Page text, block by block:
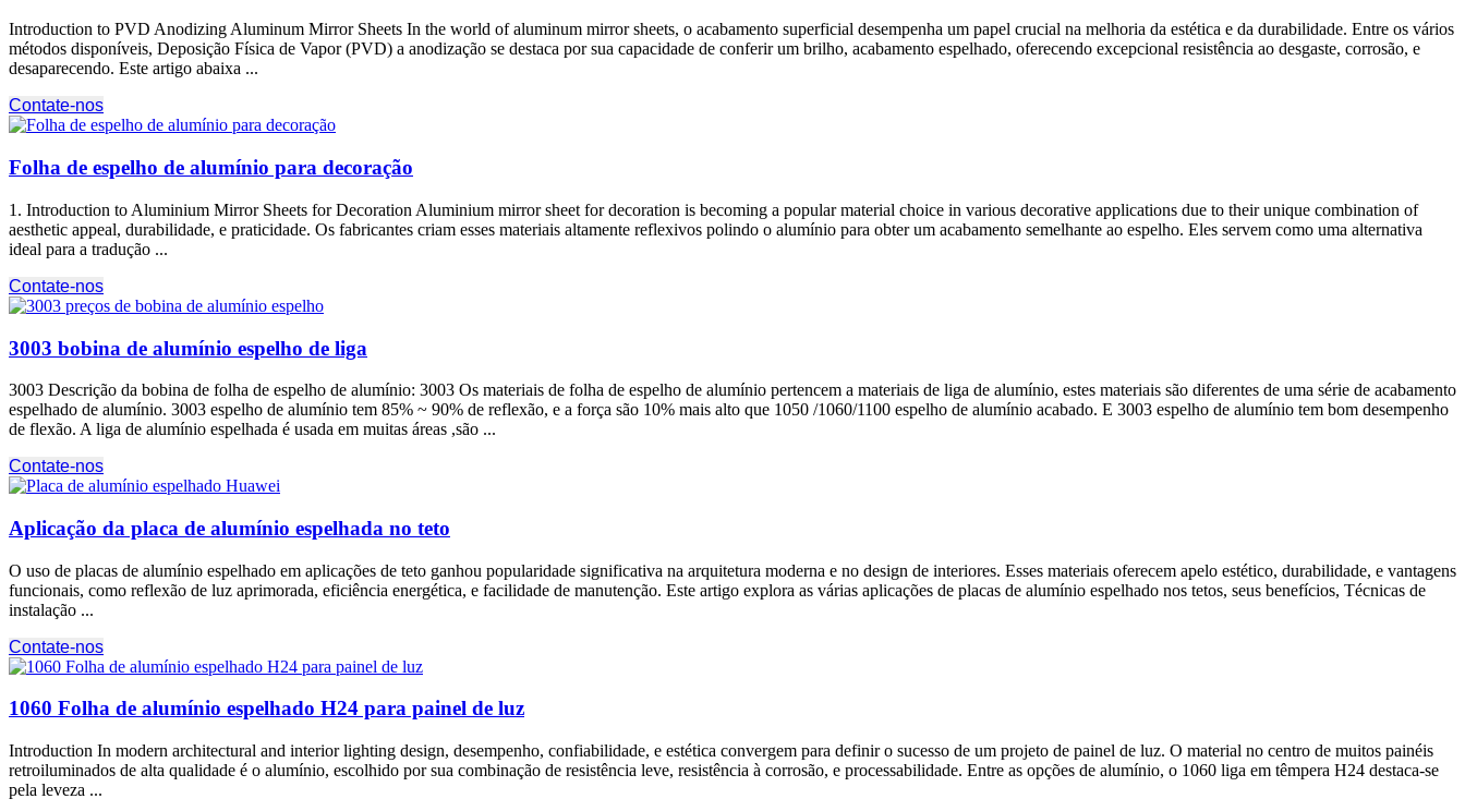
Introduction to PVD Anodizing Aluminum Mirror Sheets In the world of aluminum mirror sheets, o acabamento superficial desempenha um papel crucial na melhoria da estética e da durabilidade. Entre os vários
métodos disponíveis, Deposição Física de Vapor (PVD) a anodização se destaca por sua capacidade de conferir um brilho, acabamento espelhado, oferecendo excepcional resistência ao desgaste, corrosão, e
desaparecendo. Este artigo abaixa ...
Contate-nos
Folha de espelho de alumínio para decoração
1. Introduction to Aluminium Mirror Sheets for Decoration Aluminium mirror sheet for decoration is becoming a popular material choice in various decorative applications due to their unique combination of
aesthetic appeal, durabilidade, e praticidade. Os fabricantes criam esses materiais altamente reflexivos polindo o alumínio para obter um acabamento semelhante ao espelho. Eles servem como uma alternativa
ideal para a tradução ...
Contate-nos
3003 bobina de alumínio espelho de liga
3003 Descrição da bobina de folha de espelho de alumínio: 3003 Os materiais de folha de espelho de alumínio pertencem a materiais de liga de alumínio, estes materiais são diferentes de uma série de acabamento
espelhado de alumínio. 3003 espelho de alumínio tem 85% ~ 90% de reflexão, e a força são 10% mais alto que 1050 /1060/1100 espelho de alumínio acabado. E 3003 espelho de alumínio tem bom desempenho
de flexão. A liga de alumínio espelhada é usada em muitas áreas ,são ...
Contate-nos
Aplicação da placa de alumínio espelhada no teto
O uso de placas de alumínio espelhado em aplicações de teto ganhou popularidade significativa na arquitetura moderna e no design de interiores. Esses materiais oferecem apelo estético, durabilidade, e vantagens
funcionais, como reflexão de luz aprimorada, eficiência energética, e facilidade de manutenção. Este artigo explora as várias aplicações de placas de alumínio espelhado nos tetos, seus benefícios, Técnicas de
instalação ...
Contate-nos
1060 Folha de alumínio espelhado H24 para painel de luz
Introduction In modern architectural and interior lighting design, desempenho, confiabilidade, e estética convergem para definir o sucesso de um projeto de painel de luz. O material no centro de muitos painéis
retroiluminados de alta qualidade é o alumínio, escolhido por sua combinação de resistência leve, resistência à corrosão, e processabilidade. Entre as opções de alumínio, o 1060 liga em têmpera H24 destaca-se
pela leveza ...